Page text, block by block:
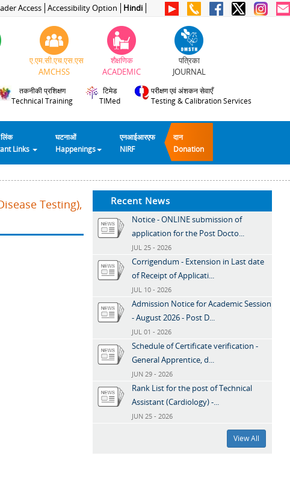
Access Accessibility Option Hindi
ए.एम.सी.एच.एस.एस
AMCHSS
शैक्षणिक
ACADEMIC
पत्रिका
JOURNAL
तकनीकी प्रशिक्षण
Technical Training
टिमेड
TIMed
परीक्षण एवं अंशकन सेवाएँ
Testing & Calibration Services
लिंक
Links
घटनाओं
Happenings
एनआईआरएफ
NIRF
दान
Donation
Testing),
Recent News
Notice - ONLINE submission of
application for the Post Docto...
JUL 25 - 2026
Corrigendum - Extension in Last date
of Receipt of Applicati...
JUL 10 - 2026
Admission Notice for Academic Session
- August 2026 - Post D...
JUL 01 - 2026
Schedule of Certificate verification -
General Apprentice, d...
JUN 29 - 2026
Rank List for the post of Technical
Assistant (Cardiology) -...
JUN 25 - 2026
View All